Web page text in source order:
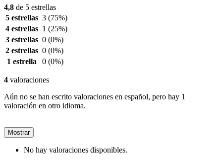
4,8 de 5 estrellas
5 estrellas 3 (75%)
4 estrellas 1 (25%)
3 estrellas 0 (0%)
2 estrellas 0 (0%)
1 estrella
0 (0%)
4 valoraciones
Aún no se han escrito valoraciones en español, pero hay 1
valoración en otro idioma.
Mostrar
No hay valoraciones disponibles.